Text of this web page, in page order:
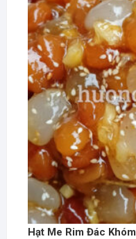
Hạt Me Rim Đác Khóm